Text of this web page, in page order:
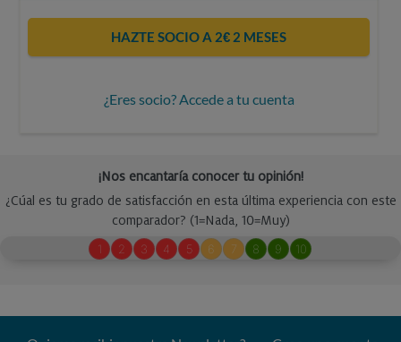
HAZTE SOCIO A 2€ 2 MESES
¿Eres socio? Accede a tu cuenta